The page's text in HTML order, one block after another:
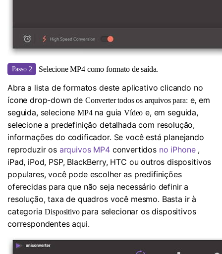
Passo 2 Selecione MP4 como formato de saída.
Abra a lista de formatos deste aplicativo clicando no
ícone drop-down de Converter todos os arquivos para: e, em
seguida, selecione MP4na guiaVídeo e, em seguida,
selecione a predefinição detalhada com resolução,
informações do codificador. Se você está planejando
reproduzir os arquivos MP4convertidos no iPhone,
iPad, iPod, PSP, BlackBerry, HTC ou outros dispositivos
populares, você pode escolher as predifinições
oferecidas para que não seja necessário definir a
resolução, taxa de quadros você mesmo. Basta ir à
categoriaDispositivopara selecionar os dispositivos
correspondentes aqui.